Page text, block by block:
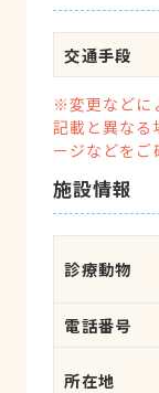
交通手段
※変更などに
記載と異なる
ージなどをご
施設情報
診療動物
電話番号
所在地